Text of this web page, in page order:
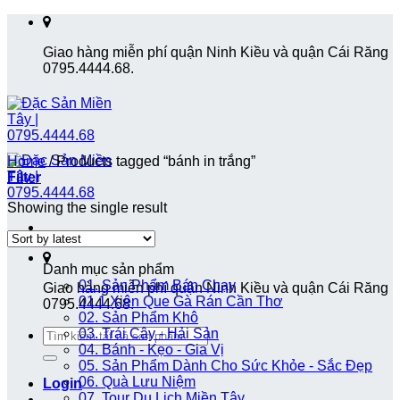
Skip
contentGiao hàng miễn phí quận Ninh Kiều và quận Cái Răng
0795.4444.68.
Giao hàng miễn phí quận Ninh Kiều và quận Cái Răng
0795.4444.68.
Search
for:
Login
Home /Products tagged “bánh in trắng”
Filter
Showing the single result
Danh mục sản phẩm
01. Sản Phẩm Bán Chạy
01.1 Xiên Que Gà Rán Cần Thơ
02. Sản Phẩm Khô
03. Trái Cây - Hải Sản
04. Bánh - Kẹo - Gia Vị
05. Sản Phẩm Dành Cho Sức Khỏe - Sắc Đẹp
06. Quà Lưu Niệm